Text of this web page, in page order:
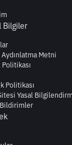
Bilgiler
Aydınlatma Metni
Politikası
Yasal